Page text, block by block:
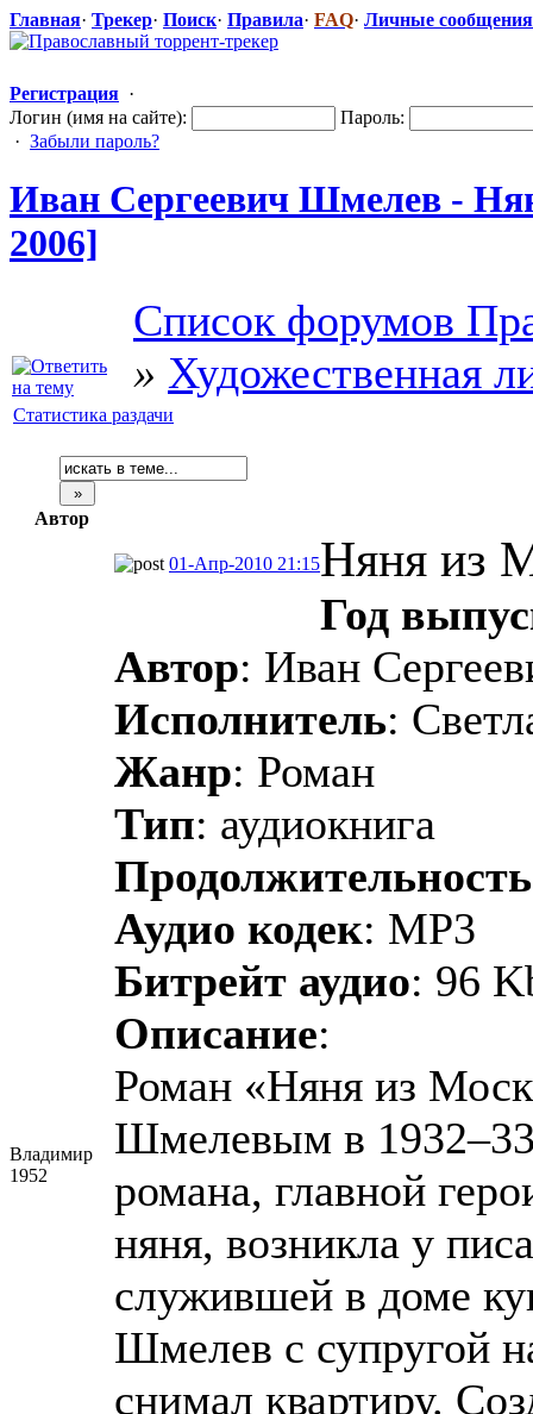
Главная· Трекер· Поиск· Правила· FAQ· Личные сообщения
Регистрация ·
Логин (имя на сайте):
Пароль:
· Забыли пароль?
Иван Сергеевич Шмелев -
2006]
Список форумов
» Художественная
Статистика раздачи
Автор
Владимир
1952
01-Апр-2010 21:15Няня из
Год
Автор: Иван
Исполнитель:
Жанр: Роман
Тип: аудиокнига
Продолжительность
Аудио кодек: MP3
Битрейт аудио: 96
Описание:
Роман «Няня из
Шмелевым в 1932–33
романа, главной
няня, возникла у
служившей в доме
Шмелев с супругой
снимал квартиру.